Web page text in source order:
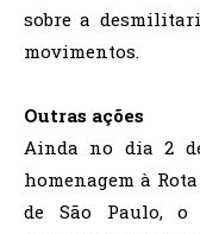
sobre a
movimentos.
Outras ações
Ainda no dia 2
homenagem à
de São Paulo, o